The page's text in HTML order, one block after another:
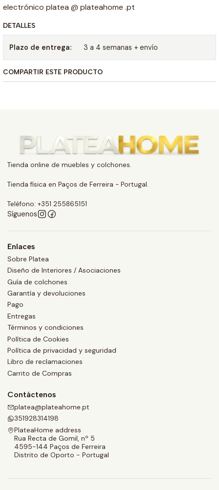
electrónico platea @ plateahome .pt
DETALLES
Plazo de entrega: 3 a 4 semanas + envío
COMPARTIR ESTE PRODUCTO
Tienda online de muebles y colchones.
Tienda física en Paços de Ferreira - Portugal.
Teléfono: +351 255865151
Síguenos
Enlaces
Sobre Platea
Diseño de Interiores / Asociaciones
Guía de colchones
Garantía y devoluciones
Pago
Entregas
Términos y condiciones
Política de Cookies
Política de privacidad y seguridad
Libro de reclamaciones
Carrito de Compras
Contáctenos
platea@plateahome.pt
351928314198
PlateaHome address
Rua Recta de Gomil, nº 5
4595-144 Paços de Ferreira
Distrito de Oporto - Portugal